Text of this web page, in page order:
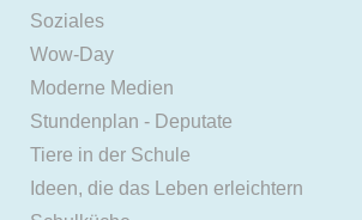
Soziales
Wow-Day
Moderne Medien
Stundenplan - Deputate
Tiere in der Schule
Ideen, die das Leben erleichtern